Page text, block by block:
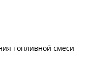
топливной смеси